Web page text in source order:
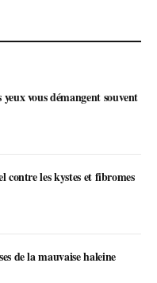
vous démangent souvent
les kystes et fibromes
de la mauvaise haleine